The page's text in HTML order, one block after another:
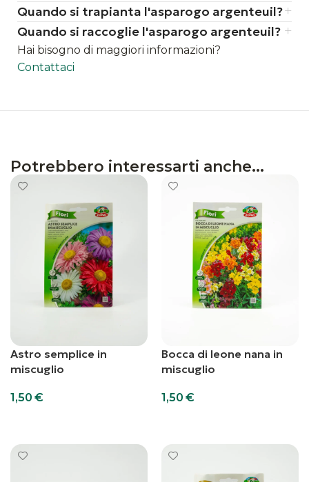
predilige esposizioni soleggiate
richiede un terreno fertile, ben drenato
e ricco di sostanza organica
mantenere il terreno umido, evitando
mantenere l'umidità e controllare le
Quando si trapianta l'asparogo argenteuil?
Quando si raccoglie l'asparogo argenteuil?
Hai bisogno di maggiori informazioni?
Contattaci
Potrebbero interessarti anche...
Astro semplice in
miscuglio
1,50 €
Bocca di leone nana in
miscuglio
1,50 €